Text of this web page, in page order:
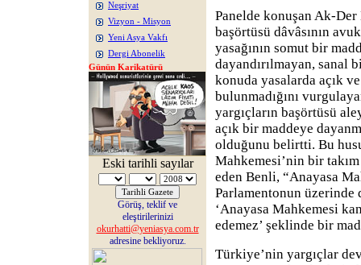
Neşriyat
Vizyon - Misyon
Yeni Asya Vakfı
Dergi Abonelik
Günün Karikatürü
Eski tarihli sayılar
Görüş, teklif ve
eleştirilerinizi
okurhatti@yeniasya.com.tr
adresine bekliyoruz.
Panelde konuşan Ak-Der
başörtüsü dâvâsının
yasağının somut bir
dayandırılmayan, sanal
konuda yasalarda açık
bulunmadığını
yargıçların başörtüsü
açık bir maddeye
olduğunu belirtti. Bu
Mahkemesi’nin bir takım
eden Benli, “Anayasa
Parlamentonun üzerinde
‘Anayasa Mahkemesi
edemez’ şeklinde bir
Türkiye’nin yargıçlar